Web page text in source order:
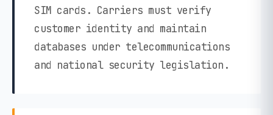
SIM cards. Carriers must verify
customer identity and maintain
databases under telecommunications
and national security legislation.